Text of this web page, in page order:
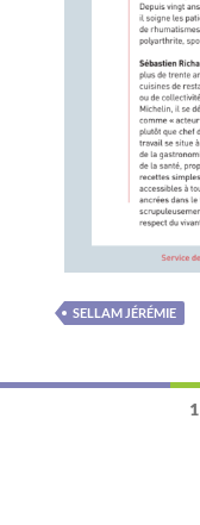
SELLAM JÉRÉMIE
1